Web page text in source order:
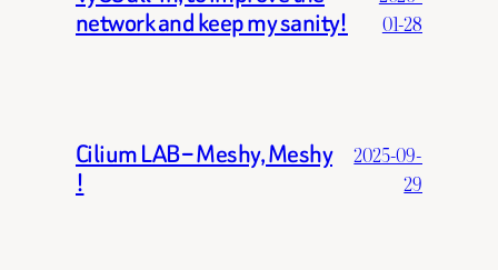
network and keep my sanity!
01-28
Cilium LAB – Meshy, Meshy
!
2025-09-
29